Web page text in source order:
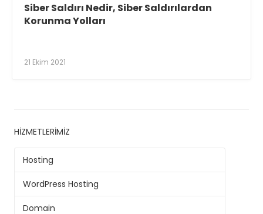
Siber Saldırı Nedir, Siber Saldırılardan
Korunma Yolları
21 Ekim 2021
HIZMETLERIMIZ
Hosting
WordPress Hosting
Domain